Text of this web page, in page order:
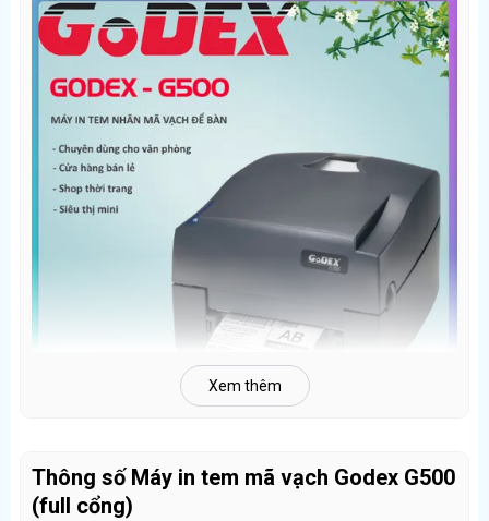
Tốc độ in nhanh
Máy in mã vạch Godex G500 có tốc độ in 5inch/s
Xem thêm
Thông số Máy in tem mã vạch Godex G500
(full cổng)